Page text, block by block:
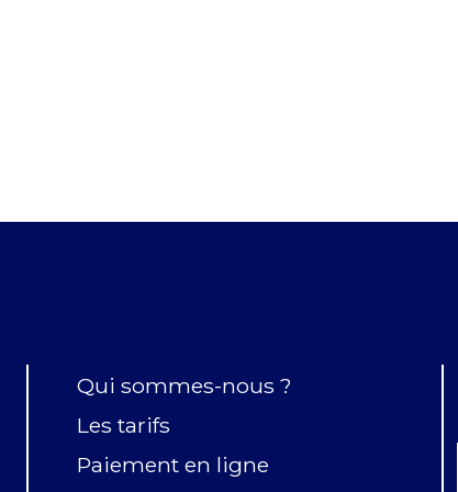
Qui sommes-nous ?
Les tarifs
Paiement en ligne